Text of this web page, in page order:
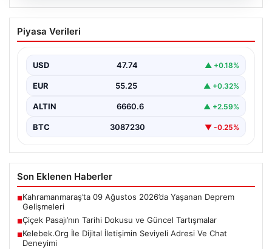
08.08.2026
Çiçek Pasajı’nın Tarihi Dokusu ve
Güncel Tartışmalar
son günlerde ön cephesine yerleştirilen renkli tabela…
Piyasa Verileri
USD 47.74 ▲ +0.18%
EUR 55.25 ▲ +0.32%
ALTIN 6660.6 ▲ +2.59%
BTC 3087230 ▼ -0.25%
Son Eklenen Haberler
■Kahramanmaraş’ta 09 Ağustos 2026’da Yaşanan Deprem
Gelişmeleri
■Çiçek Pasajı’nın Tarihi Dokusu ve Güncel Tartışmalar
■Kelebek.Org İle Dijital İletişimin Seviyeli Adresi Ve Chat
Deneyimi